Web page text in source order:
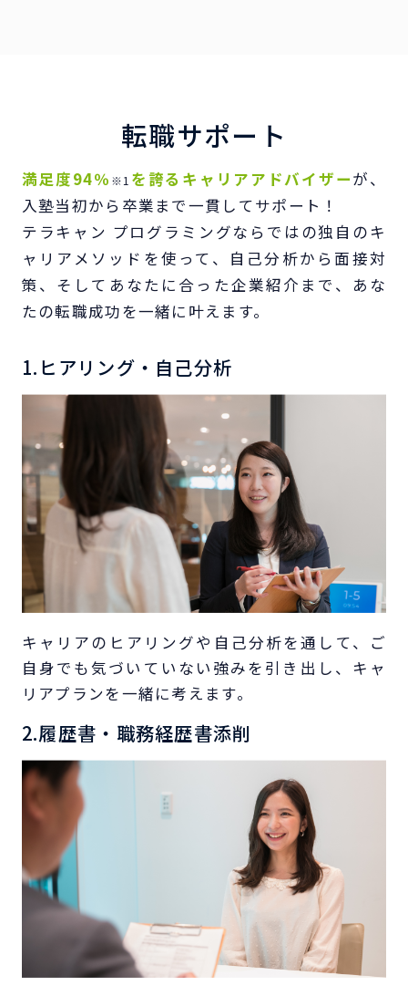
転職サポート
満足度94％ ※1 を誇るキャリアアドバイザーが、
入塾当初から卒業まで一貫してサポート！
テラキャン プログラミングならではの独自のキ
ャリアメソッドを使って、自己分析から面接対
策、 そしてあなたに合った企業紹介まで、あな
たの転職成功を一緒に叶えます。
1.ヒアリング・自己分析
キャリアのヒアリングや自己分析を通して、ご
自身でも気づいていない強みを引き出し、キャ
リアプランを一緒に考えます。
2.履歴書・職務経歴書添削